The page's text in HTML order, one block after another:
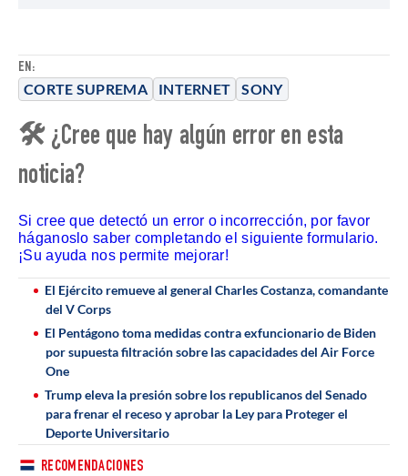
EN:
CORTE SUPREMA INTERNET SONY
🛠 ¿Cree que hay algún error en esta
noticia?
Si cree que detectó un error o incorrección, por favor
háganoslo saber completando el siguiente formulario.
¡Su ayuda nos permite mejorar!
El Ejército remueve al general Charles Costanza, comandante
del V Corps
El Pentágono toma medidas contra exfuncionario de Biden
por supuesta filtración sobre las capacidades del Air Force
One
Trump eleva la presión sobre los republicanos del Senado
para frenar el receso y aprobar la Ley para Proteger el
Deporte Universitario
RECOMENDACIONES